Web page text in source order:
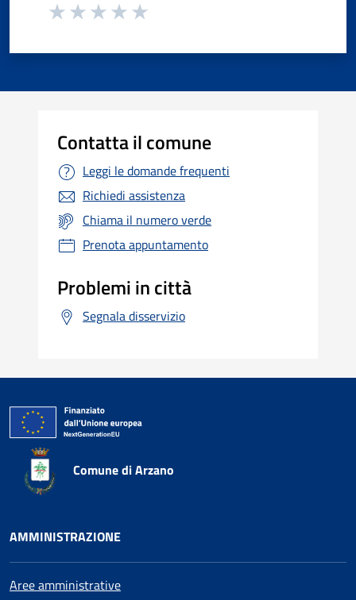
Contatta il comune
Leggi le domande frequenti
Richiedi assistenza
Chiama il numero verde
Prenota appuntamento
Problemi in città
Segnala disservizio
Comune di Arzano
AMMINISTRAZIONE
Aree amministrative